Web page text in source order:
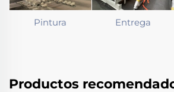
Pintura Entrega
Productos